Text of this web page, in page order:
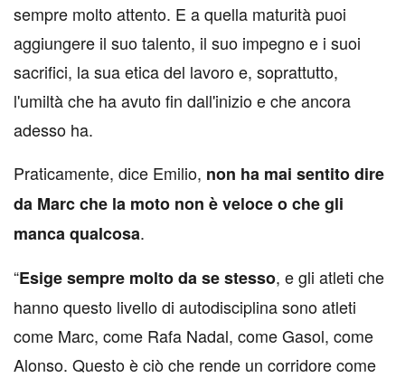
sempre molto attento. E a quella maturità puoi
aggiungere il suo talento, il suo impegno e i suoi
sacrifici, la sua etica del lavoro e, soprattutto,
l'umiltà che ha avuto fin dall'inizio e che ancora
adesso ha.
Praticamente, dice Emilio, non ha mai sentito dire
da Marc che la moto non è veloce o che gli
manca qualcosa.
“Esige sempre molto da se stesso, e gli atleti che
hanno questo livello di autodisciplina sono atleti
come Marc, come Rafa Nadal, come Gasol, come
Alonso. Questo è ciò che rende un corridore come